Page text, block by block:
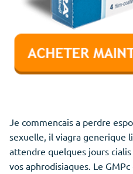
Je commencais a perdre
sexuelle, il viagra generique
attendre quelques jours
vos aphrodisiaques. Le